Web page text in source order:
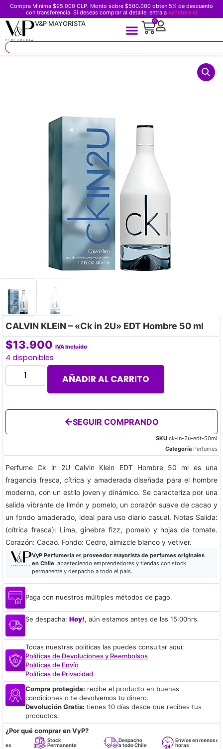
Compra Minima $95.000 CLP. Monto sobre $500.000 obten 5% de descuento
con transferencia. Si deseas comprar al detalle, entra a vypstore.cl
V&P MAYORISTA 0
CALVIN KLEIN – «Ck in 2U» EDT Hombre 50 ml
$13.900 IVA Incluido
4 disponibles
AÑADIR AL CARRITO
SEGUIR COMPRANDO
SKU ck-in-2u-edt-50ml
Categoría Perfumes
Perfume Ck in 2U Calvin Klein EDT Hombre 50 ml es una
fragancia fresca, cítrica y amaderada diseñada para el hombre
moderno, con un estilo joven y dinámico. Se caracteriza por una
salida vibrante de limón y pomelo, un corazón suave de cacao y
un fondo amaderado, ideal para uso diario casual. Notas Salida:
(cítrica fresca): Lima, ginebra fizz, pomelo y hojas de tomate.
Corazón: Cacao. Fondo: Cedro, almizcle blanco y vetiver.
VyP Perfumeríaes proveedor mayorista de perfumes originales
en Chile, abasteciendo emprendedores y tiendas con stock
permanente y despacho a todo el país.
Paga con nuestros múltiples métodos de pago.
Se despacha: Hoy!, aún estamos antes de las 15:00hrs.
Todas nuestras políticas las puedes consultar aquí:
Políticas de Devoluciones y Reembolsos
Políticas de Envío
Políticas de Privacidad
Compra protegida: recibe el producto en buenas
condiciones o te devolvemos tu dinero.
Devolución Gratis: tienes 10 días desde que recibes tus
productos.
¿Por qué comprar en VyP?
Stock
Permanente
Despacho
a todo Chile
Envíos en menos de 24
horas